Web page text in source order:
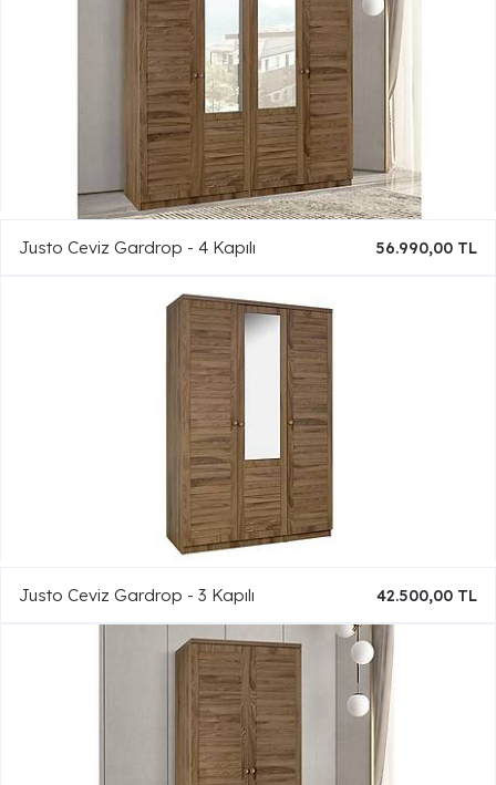
Justo Ceviz Gardrop - 4 Kapılı 56.990,00 TL
Justo Ceviz Gardrop - 3 Kapılı 42.500,00 TL